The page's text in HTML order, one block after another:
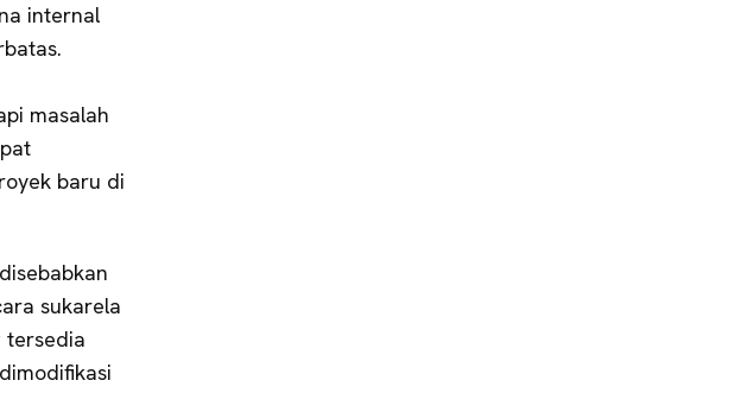
internal
masalah
baru di
disebabkan
sukarela
tersedia